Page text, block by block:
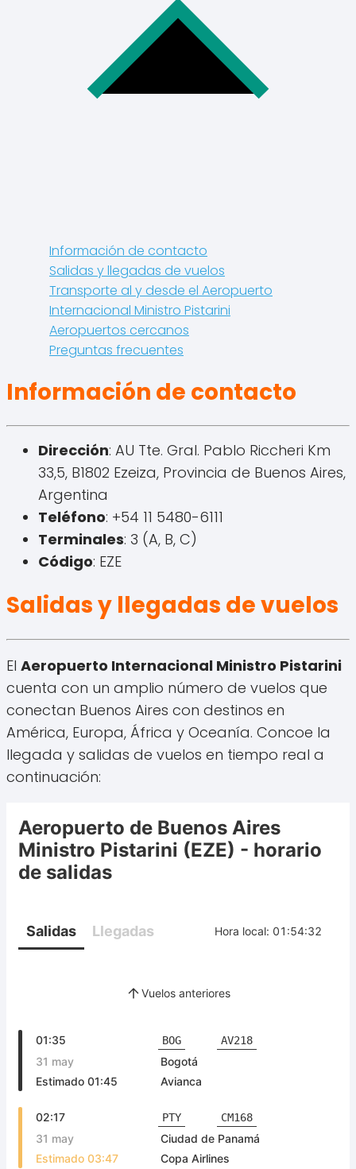
Información de contacto
Salidas y llegadas de vuelos
Transporte al y desde el Aeropuerto
Internacional Ministro Pistarini
Aeropuertos cercanos
Preguntas frecuentes
Información de contacto
Dirección: AU Tte. Gral. Pablo Riccheri Km
33,5, B1802 Ezeiza, Provincia de Buenos Aires,
Argentina
Teléfono: +54 11 5480-6111
Terminales: 3 (A, B, C)
Código: EZE
Salidas y llegadas de vuelos
El Aeropuerto Internacional Ministro Pistarini
cuenta con un amplio número de vuelos que
conectan Buenos Aires con destinos en
América, Europa, África y Oceanía. Concoe la
llegada y salidas de vuelos en tiempo real a
continuación: